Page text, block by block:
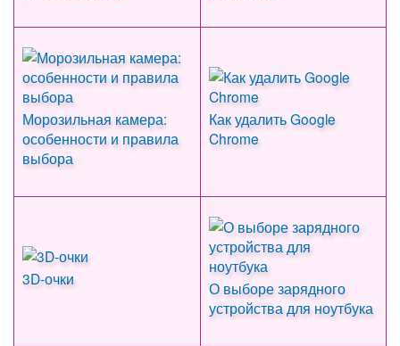
Морозильная камера:
особенности и правила
выбора
Как удалить Google
Chrome
3D-очки
О выборе зарядного
устройства для ноутбука